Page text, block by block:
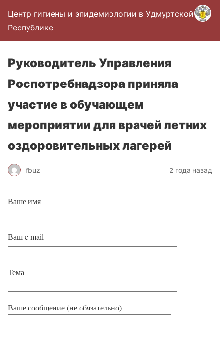
Центр гигиены и эпидемиологии в Удмуртской
Республике
Руководитель Управления
Роспотребнадзора приняла
участие в обучающем
мероприятии для врачей летних
оздоровительных лагерей
fbuz 2 года назад
Ваше имя
Ваш e-mail
Тема
Ваше сообщение (не обязательно)